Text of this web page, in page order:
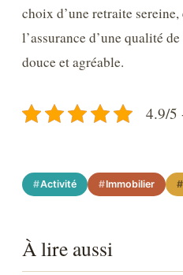
choix d’une retraite
l’assurance d’une qualité
douce et agréable.
4.9/5
Activité Immobilier
À lire aussi